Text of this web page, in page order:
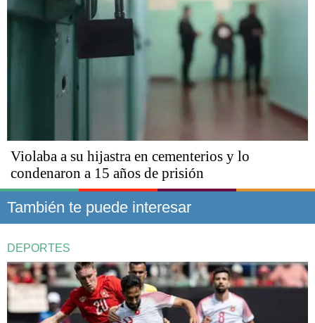
Violaba a su hijastra en cementerios y lo
condenaron a 15 años de prisión
También te puede interesar
DEPORTES